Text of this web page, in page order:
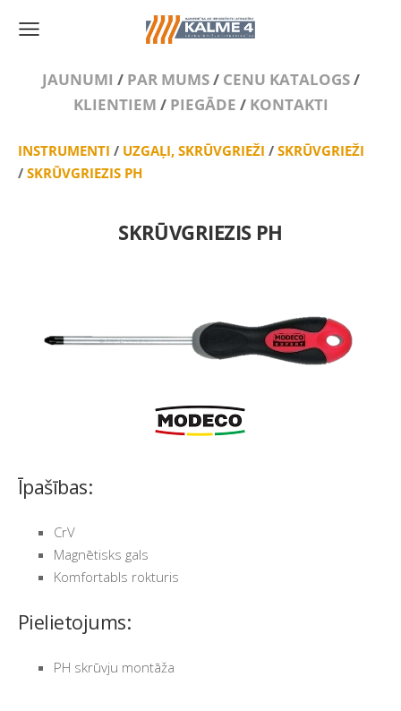
JAUNUMI / PAR MUMS/ CENU KATALOGS/
KLIENTIEM / PIEGĀDE / KONTAKTI
INSTRUMENTI / UZGAĻI, SKRŪVGRIEŽI / SKRŪVGRIEŽI
/ SKRŪVGRIEZIS PH
SKRŪVGRIEZIS PH
Īpašības:
CrV
Magnētisks gals
Komfortabls rokturis
Pielietojums:
PH skrūvju montāža